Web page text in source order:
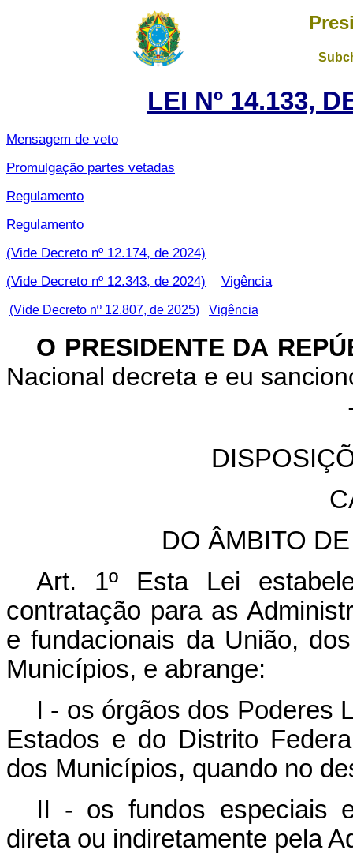
LEI Nº 14.133,
Mensagem de veto
Promulgação partes vetadas
Regulamento
Regulamento
(Vide Decreto nº 12.174, de 2024)
(Vide Decreto nº 12.343, de 2024)
Vigência
(Vide Decreto nº 12.807, de 2025) Vigência
O PRESIDENTE DA
Nacional decreta e eu
DO ÂMBITO
Art. 1º Esta Lei
contratação para as
e fundacionais da União,
Municípios, e abrange:
I - os órgãos dos Poderes
Estados e do Distrito
dos Municípios, quando no
II - os fundos especiais
direta ou indiretamente pela